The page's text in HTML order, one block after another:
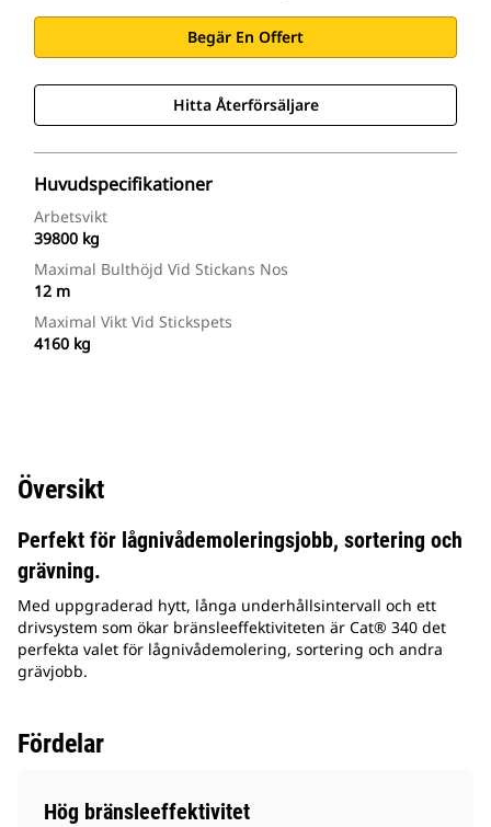
Begär En Offert
Hitta Återförsäljare
Huvudspecifikationer
Arbetsvikt
39800 kg
Maximal Bulthöjd Vid Stickans Nos
12 m
Maximal Vikt Vid Stickspets
4160 kg
Översikt
Perfekt för lågnivådemoleringsjobb, sortering och
grävning.
Med uppgraderad hytt, långa underhållsintervall och ett
drivsystem som ökar bränsleeffektiviteten är Cat® 340 det
perfekta valet för lågnivådemolering, sortering och andra
grävjobb.
Fördelar
Hög bränsleeffektivitet